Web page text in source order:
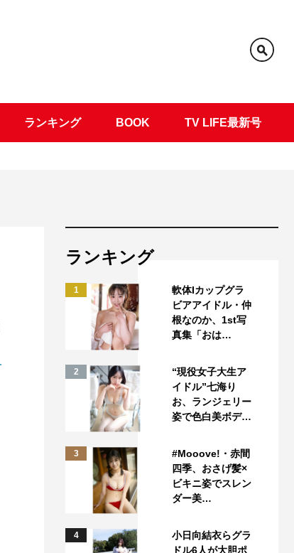
ランキング BOOK TV LIFE最新号
ランキング
1
軟体Iカップグラ
ビアアイドル・仲
根なのか、1st写
真集「おは…
2
“現役女子大生ア
イドル”七海り
お、ランジェリー
姿で色白美ボデ…
3
#Mooove!・赤間
四季、おさげ髪×
ビキニ姿でスレン
ダー美…
4
小日向結衣らグラ
ドル6人が大胆ポ